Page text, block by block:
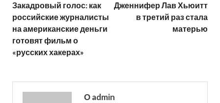
Закадровый голос: как
российские журналисты
на американские деньги
готовят фильм о
«русских хакерах»
Дженнифер Лав Хьюитт
в третий раз стала
матерью
О admin